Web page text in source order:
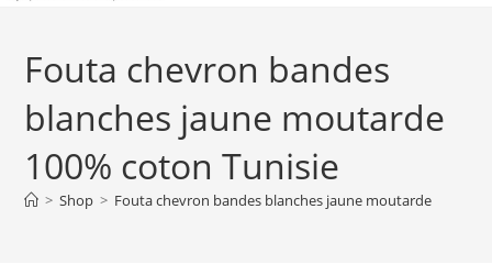
Fouta chevron bandes
blanches jaune moutarde
100% coton Tunisie
> Shop > Fouta chevron bandes blanches jaune moutarde